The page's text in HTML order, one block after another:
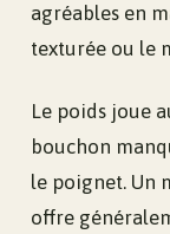
agréables en
texturée ou le
Le poids joue
bouchon
le poignet. Un
offre